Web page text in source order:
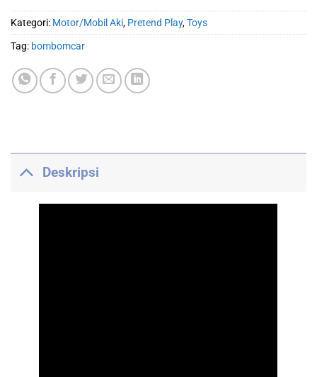
Kategori: Motor/Mobil Aki, Pretend Play,Toys
Tag: bombomcar
Deskripsi